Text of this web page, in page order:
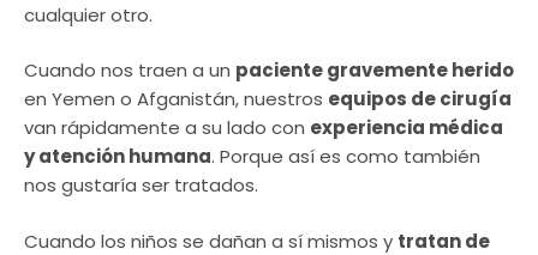
cualquier otro.
Cuando nos traen a un paciente gravemente herido
en Yemen o Afganistán, nuestros equipos de cirugía
van rápidamente a su lado con experiencia médica
y atención humana. Porque así es como también
nos gustaría ser tratados.
Cuando los niños se dañan a sí mismos y tratan de